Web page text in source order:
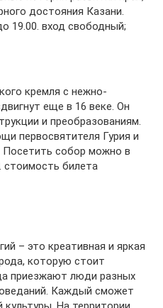
достояния Казани.
19.00. вход свободный;
кремля с нежно-
еще в 16 веке. Он
и преобразованиям.
первосвятителя Гурия и
Посетить собор можно в
стоимость билета
– это креативная и яркая
которую стоит
приезжают люди разных
Каждый сможет